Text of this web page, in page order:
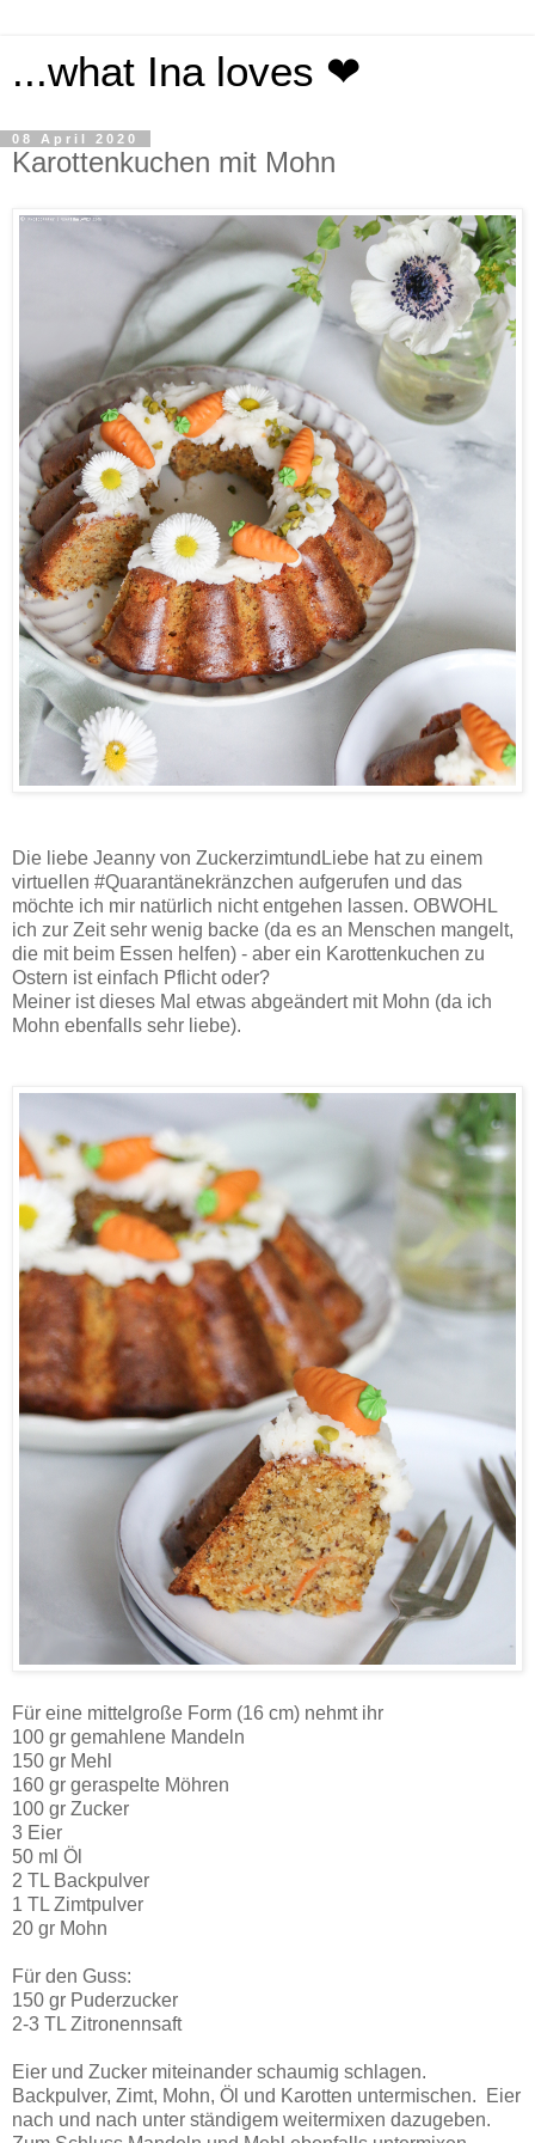
...what Ina loves ❤
08 April 2020
Karottenkuchen mit Mohn
Die liebe Jeanny von ZuckerzimtundLiebe hat zu einem
virtuellen #Quarantänekränzchen aufgerufen und das
möchte ich mir natürlich nicht entgehen lassen. OBWOHL
ich zur Zeit sehr wenig backe (da es an Menschen mangelt,
die mit beim Essen helfen) - aber ein Karottenkuchen zu
Ostern ist einfach Pflicht oder?
Meiner ist dieses Mal etwas abgeändert mit Mohn (da ich
Mohn ebenfalls sehr liebe).
Für eine mittelgroße Form (16 cm) nehmt ihr
100 gr gemahlene Mandeln
150 gr Mehl
160 gr geraspelte Möhren
100 gr Zucker
3 Eier
50 ml Öl
2 TL Backpulver
1 TL Zimtpulver
20 gr Mohn
Für den Guss:
150 gr Puderzucker
2-3 TL Zitronennsaft
Eier und Zucker miteinander schaumig schlagen.
Backpulver, Zimt, Mohn, Öl und Karotten untermischen. Eier
nach und nach unter ständigem weitermixen dazugeben.